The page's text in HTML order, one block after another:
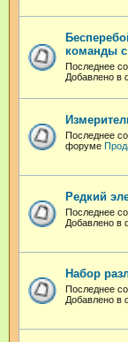
команды с
Последнее
Добавлено в
Последнее
форуме
Редкий
Последнее
Добавлено в
Набор
Последнее
Добавлено в